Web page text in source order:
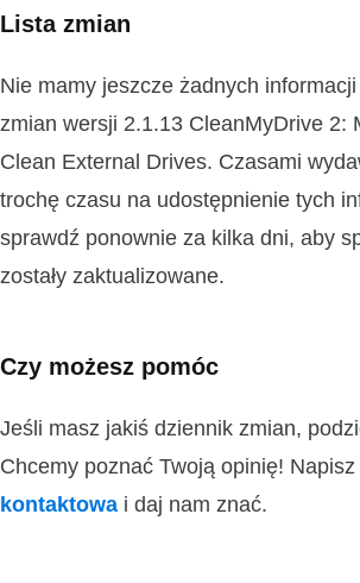
Lista zmian
Nie mamy jeszcze żadnych
zmian wersji 2.1.13 CleanMyDrive 2:
Clean External Drives. Czasami
trochę czasu na udostępnienie tych
sprawdź ponownie za kilka dni, aby
zostały zaktualizowane.
Czy możesz pomóc
Jeśli masz jakiś dziennik zmian,
Chcemy poznać Twoją opinię! Napisz
kontaktowa i daj nam znać.